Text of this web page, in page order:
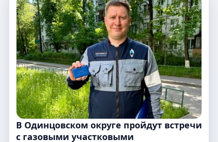
В Одинцовском округе пройдут встречи
с газовыми участковыми